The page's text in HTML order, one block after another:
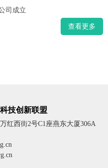
司成立
查看更多
技创新联盟
红西街2号C1座燕东大厦306A